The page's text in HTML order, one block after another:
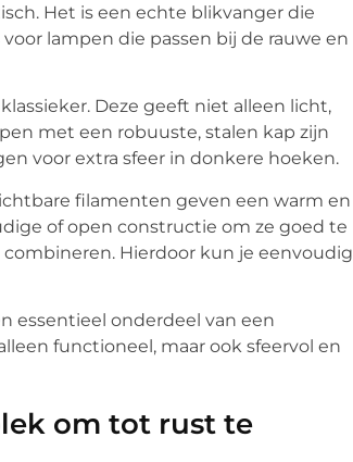
Het is een echte blikvanger die
lampen die passen bij de rauwe en
Deze geeft niet alleen licht,
met een robuuste, stalen kap zijn
voor extra sfeer in donkere hoeken.
filamenten geven een warm en
of open constructie om ze goed te
Hierdoor kun je eenvoudig
essentieel onderdeel van een
functioneel, maar ook sfeervol en
om tot rust te